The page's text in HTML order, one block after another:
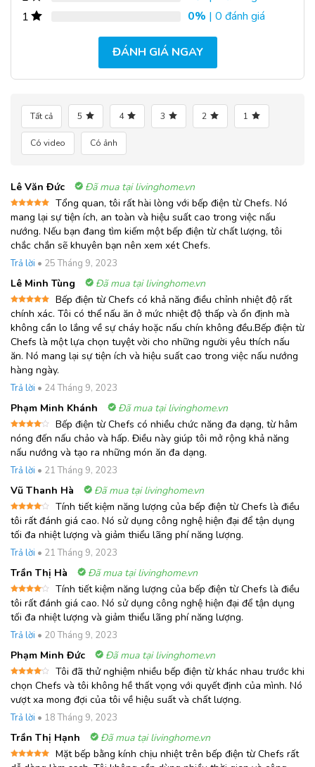
1
0% | 0 đánh giá
ĐÁNH GIÁ NGAY
Tất cả 5 4 3 2 1
Có video Có ảnh
Lê Văn Đức Đã mua tại livinghome.vn
Được xếp
hạng5 5
sao
Tổng quan, tôi rất hài lòng với bếp điện từ Chefs. Nó
mang lại sự tiện ích, an toàn và hiệu suất cao trong việc nấu
nướng. Nếu bạn đang tìm kiếm một bếp điện từ chất lượng, tôi
chắc chắn sẽ khuyên bạn nên xem xét Chefs.
Trả lời • 25 Tháng 9, 2023
Lê Minh Tùng Đã mua tại livinghome.vn
Được xếp
hạng 5 5
sao
Bếp điện từ Chefs có khả năng điều chỉnh nhiệt độ rất
chính xác. Tôi có thể nấu ăn ở mức nhiệt độ thấp và ổn định mà
không cần lo lắng về sự cháy hoặc nấu chín không đều.Bếp điện từ
Chefs là một lựa chọn tuyệt vời cho những người yêu thích nấu
ăn. Nó mang lại sự tiện ích và hiệu suất cao trong việc nấu nướng
hàng ngày.
Trả lời • 24 Tháng 9, 2023
Phạm Minh Khánh Đã mua tại livinghome.vn
Được
xếp
hạng4
5 sao
Bếp điện từ Chefs có nhiều chức năng đa dạng, từ hâm
nóng đến nấu chảo và hấp. Điều này giúp tôi mở rộng khả năng
nấu nướng và tạo ra những món ăn đa dạng.
Trả lời • 21 Tháng 9, 2023
Vũ Thanh Hà Đã mua tại livinghome.vn
Được
xếp
hạng4
5 sao
Tính tiết kiệm năng lượng của bếp điện từ Chefs là điều
tôi rất đánh giá cao. Nó sử dụng công nghệ hiện đại để tận dụng
tối đa nhiệt lượng và giảm thiểu lãng phí năng lượng.
Trả lời • 21 Tháng 9, 2023
Trần Thị Hà Đã mua tại livinghome.vn
Được
xếp
hạng4
5 sao
Tính tiết kiệm năng lượng của bếp điện từ Chefs là điều
tôi rất đánh giá cao. Nó sử dụng công nghệ hiện đại để tận dụng
tối đa nhiệt lượng và giảm thiểu lãng phí năng lượng.
Trả lời • 20 Tháng 9, 2023
Phạm Minh Đức Đã mua tại livinghome.vn
Được
xếp
hạng 4
5 sao
Tôi đã thử nghiệm nhiều bếp điện từ khác nhau trước khi
chọn Chefs và tôi không hề thất vọng với quyết định của mình. Nó
vượt xa mong đợi của tôi về hiệu suất và chất lượng.
Trả lời • 18 Tháng 9, 2023
Trần Thị Hạnh Đã mua tại livinghome.vn
Được xếp
Mặt bếp bằng kính chịu nhiệt trên bếp điện từ Chefs rất